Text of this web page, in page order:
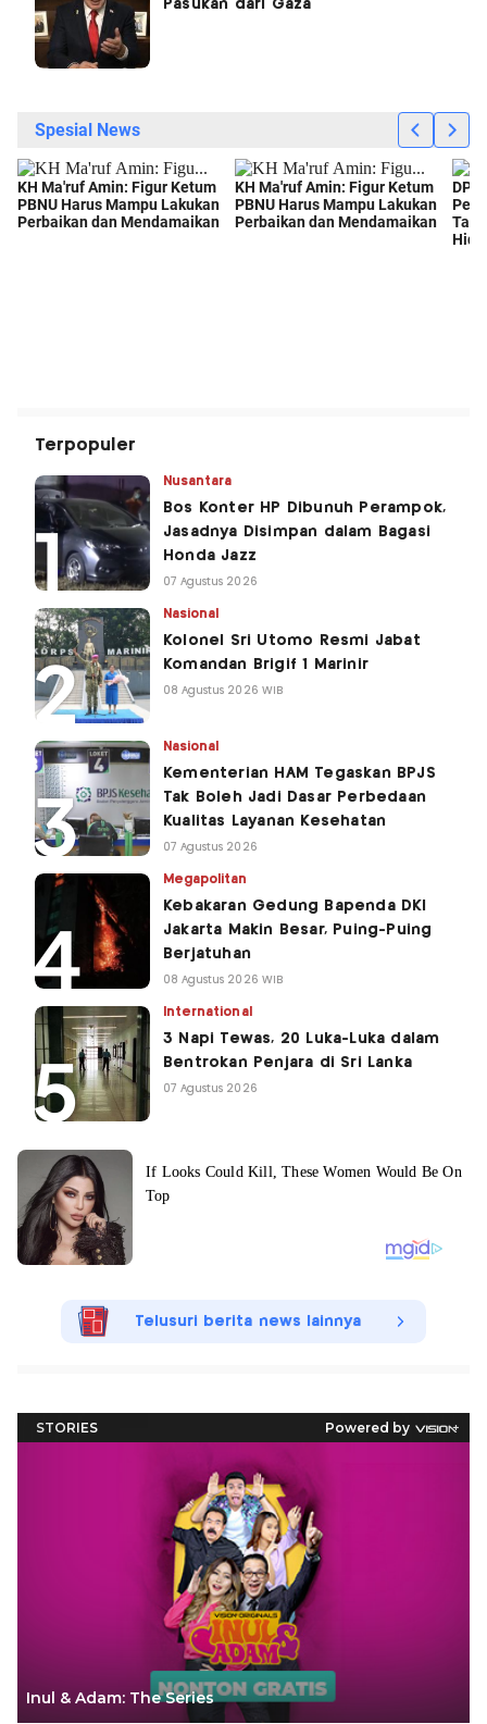
Pasukan dari Gaza
Terpopuler
Nusantara
Bos Konter HP Dibunuh Perampok,
Jasadnya Disimpan dalam Bagasi
Honda Jazz
07 Agustus 2026
Nasional
Kolonel Sri Utomo Resmi Jabat
Komandan Brigif 1 Marinir
08 Agustus 2026 WIB
Nasional
Kementerian HAM Tegaskan BPJS
Tak Boleh Jadi Dasar Perbedaan
Kualitas Layanan Kesehatan
07 Agustus 2026
Megapolitan
Kebakaran Gedung Bapenda DKI
Jakarta Makin Besar, Puing-Puing
Berjatuhan
08 Agustus 2026 WIB
International
3 Napi Tewas, 20 Luka-Luka dalam
Bentrokan Penjara di Sri Lanka
07 Agustus 2026
Telusuri berita news lainnya